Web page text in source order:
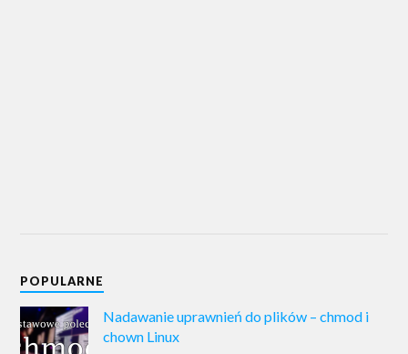
POPULARNE
Nadawanie uprawnień do plików – chmod i
chown Linux